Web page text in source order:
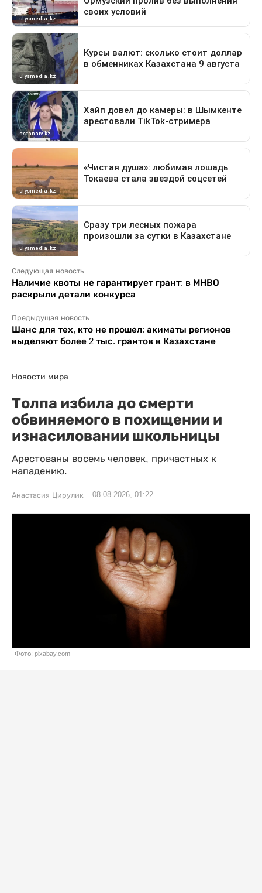
Следующая новость
Наличие квоты не гарантирует грант: в МНВО
раскрыли детали конкурса
Предыдущая новость
Шанс для тех, кто не прошел: акиматы регионов
выделяют более 2 тыс. грантов в Казахстане
Новости мира
Толпа избила до смерти
обвиняемого в похищении и
изнасиловании школьницы
Арестованы восемь человек, причастных к
нападению.
Анастасия Цирулик 08.08.2026, 01:22
Фото: pixabay.com